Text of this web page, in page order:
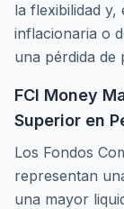
la flexibilidad
inflacionaria o
una pérdida de
FCI Money
Superior en
Los Fondos
representan
una mayor